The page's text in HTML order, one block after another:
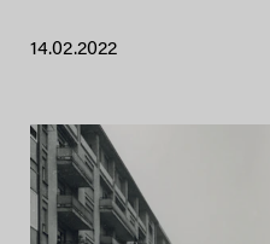
14.02.2022